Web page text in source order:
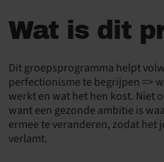
Wat is dit
Dit groepsprogramma helpt
perfectionisme te begrijpen =>
werkt en wat het hen kost. Niet
want een gezonde ambitie is
ermee te veranderen, zodat het
verlamt.